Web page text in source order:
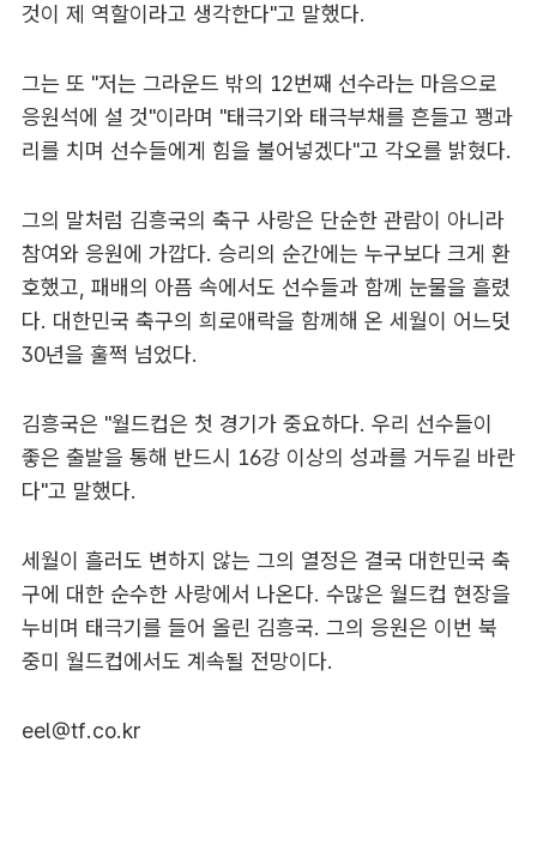
것이 제 역할이라고 생각한다"고 말했다.
그는 또 "저는 그라운드 밖의 12번째 선수라는 마음으로
응원석에 설 것"이라며 "태극기와 태극부채를 흔들고 꽹과
리를 치며 선수들에게 힘을 불어넣겠다"고 각오를 밝혔다.
그의 말처럼 김흥국의 축구 사랑은 단순한 관람이 아니라
참여와 응원에 가깝다. 승리의 순간에는 누구보다 크게 환
호했고, 패배의 아픔 속에서도 선수들과 함께 눈물을 흘렸
다. 대한민국 축구의 희로애락을 함께해 온 세월이 어느덧
30년을 훌쩍 넘었다.
김흥국은 "월드컵은 첫 경기가 중요하다. 우리 선수들이
좋은 출발을 통해 반드시 16강 이상의 성과를 거두길 바란
다"고 말했다.
세월이 흘러도 변하지 않는 그의 열정은 결국 대한민국 축
구에 대한 순수한 사랑에서 나온다. 수많은 월드컵 현장을
누비며 태극기를 들어 올린 김흥국. 그의 응원은 이번 북
중미 월드컵에서도 계속될 전망이다.
eel@tf.co.kr